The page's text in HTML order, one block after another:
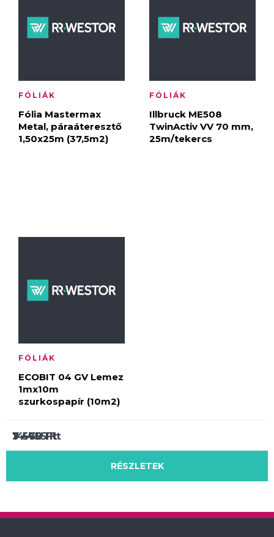
FÓLIÁK
Fólia Mastermax
Metal, páraáteresztő
1,50x25m (37,5m2)
3 460Ft
RÉSZLETEK
FÓLIÁK
Illbruck ME508
TwinActiv VV 70 mm,
25m/tekercs
14 455Ft
RÉSZLETEK
FÓLIÁK
ECOBIT 04 GV Lemez
1mx10m
szurkospapír (10m2)
7 578Ft
RÉSZLETEK